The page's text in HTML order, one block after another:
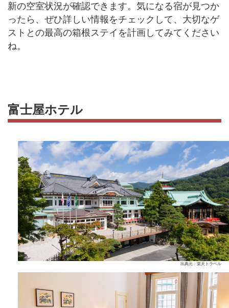
新の空室状況が確認できます。気になる宿が見つか
ったら、ぜひ詳しい情報をチェックして、大切なゲ
ストとの最高の箱根ステイを計画してみてください
ね。
富士屋ホテル
出典元：楽天トラベル